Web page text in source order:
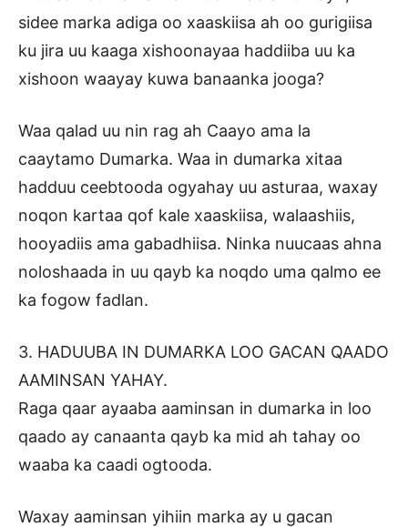
sidee marka adiga oo xaaskiisa ah oo gurigiisa
ku jira uu kaaga xishoonayaa haddiiba uu ka
xishoon waayay kuwa banaanka jooga?
Waa qalad uu nin rag ah Caayo ama la
caaytamo Dumarka. Waa in dumarka xitaa
hadduu ceebtooda ogyahay uu asturaa, waxay
noqon kartaa qof kale xaaskiisa, walaashiis,
hooyadiis ama gabadhiisa. Ninka nuucaas ahna
noloshaada in uu qayb ka noqdo uma qalmo ee
ka fogow fadlan.
3. HADUUBA IN DUMARKA LOO GACAN QAADO
AAMINSAN YAHAY.
Raga qaar ayaaba aaminsan in dumarka in loo
qaado ay canaanta qayb ka mid ah tahay oo
waaba ka caadi ogtooda.
Waxay aaminsan yihiin marka ay u gacan